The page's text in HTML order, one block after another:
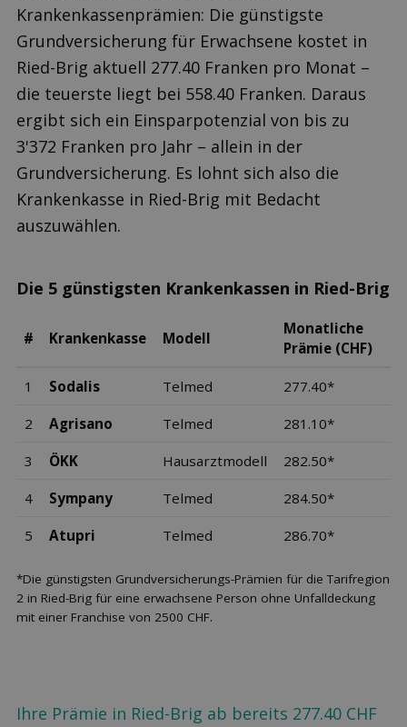
Krankenkassenprämien: Die günstigste
Grundversicherung für Erwachsene kostet in
Ried-Brig aktuell 277.40 Franken pro Monat –
die teuerste liegt bei 558.40 Franken. Daraus
ergibt sich ein Einsparpotenzial von bis zu
3'372 Franken pro Jahr – allein in der
Grundversicherung. Es lohnt sich also die
Krankenkasse in Ried-Brig mit Bedacht
auszuwählen.
Die 5 günstigsten Krankenkassen in Ried-Brig
# Krankenkasse Modell
Monatliche
Prämie (CHF)
1 Sodalis Telmed 277.40*
2 Agrisano Telmed 281.10*
3 ÖKK Hausarztmodell 282.50*
4 Sympany Telmed 284.50*
5 Atupri Telmed 286.70*
*Die günstigsten Grundversicherungs-Prämien für die Tarifregion
2 in Ried-Brig für eine erwachsene Person ohne Unfalldeckung
mit einer Franchise von 2500 CHF.
Ihre Prämie in Ried-Brig ab bereits 277.40 CHF